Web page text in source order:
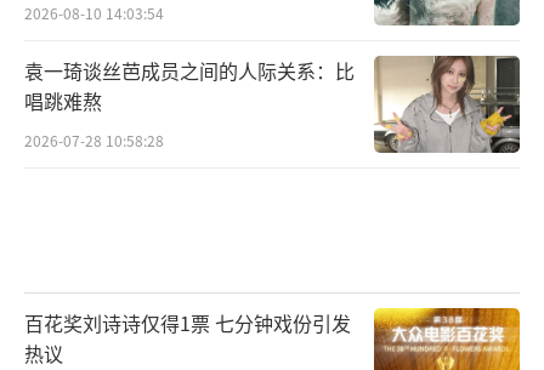
2026-08-10 14:03:54
袁一琦谈丝芭成员之间的人际关系：比
唱跳难熬
2026-07-28 10:58:28
百花奖刘诗诗仅得1票 七分钟戏份引发
热议